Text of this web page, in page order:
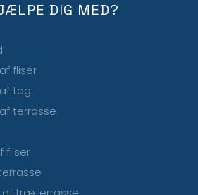
DIG MED?
fliser
tag
terrasse
fliser